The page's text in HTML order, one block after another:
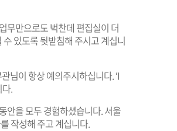
무만으로도 벅찬데 편집실이 더
있도록 뒷받침해 주시고 계십니
님이 항상 예의주시하십니다. ‘I
.
안을 모두 경험하셨습니다. 서울
작성해 주고 계십니다.